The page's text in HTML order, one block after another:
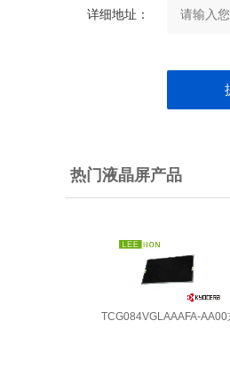
详细地址：
热门液晶屏产品
TCG084VGLAAAFA-AA00